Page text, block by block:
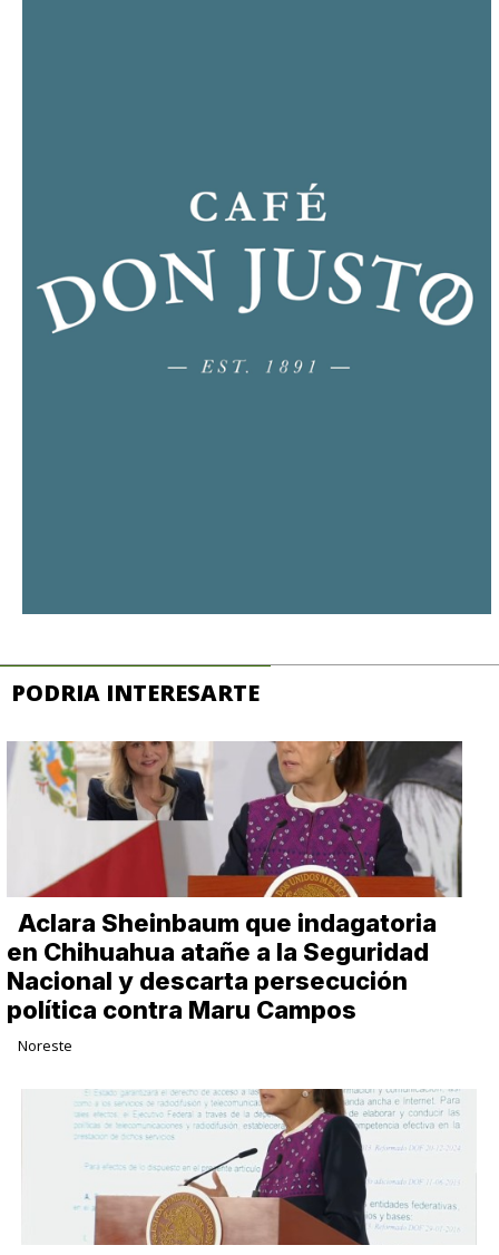
PODRIA INTERESARTE
Aclara Sheinbaum que indagatoria
en Chihuahua atañe a la Seguridad
Nacional y descarta persecución
política contra Maru Campos
Noreste